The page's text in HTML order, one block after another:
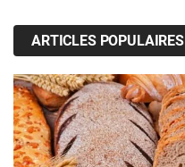
ARTICLES POPULAIRES